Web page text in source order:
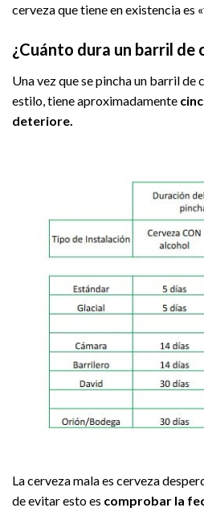
cerveza que tiene en existencia es
¿Cuánto dura un barril de
Una vez que se pincha un barril de
estilo, tiene aproximadamente
deteriore.
La cerveza mala es cerveza
de evitar esto es comprobar la